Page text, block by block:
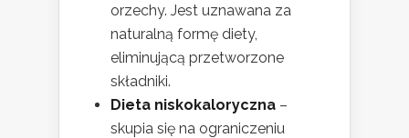
orzechy. Jest uznawana za
naturalną formę diety,
eliminującą przetworzone
składniki.
Dieta niskokaloryczna –
skupia się na ograniczeniu